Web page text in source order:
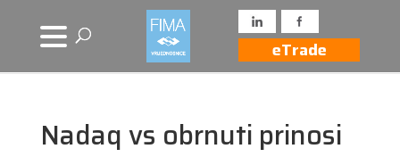
eTrade
Nadaq vs obrnuti prinosi